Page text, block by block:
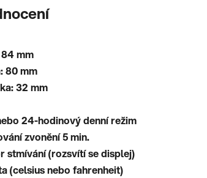
mm
80 mm
32 mm
24-hodinový denní režim
zvonění 5 min.
stmívání (rozsvítí se displej)
(celsius nebo fahrenheit)